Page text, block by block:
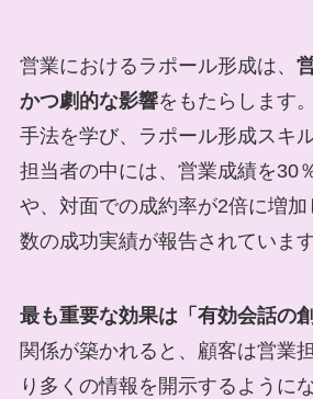
営業におけるラポール形成は、
かつ劇的な影響をもたらします
手法を学び、ラポール形成スキ
担当者の中には、営業成績を30
や、対面での成約率が2倍に増
数の成功実績が報告されています
最も重要な効果は「有効会話の創
関係が築かれると、顧客は営業
り多くの情報を開示するように